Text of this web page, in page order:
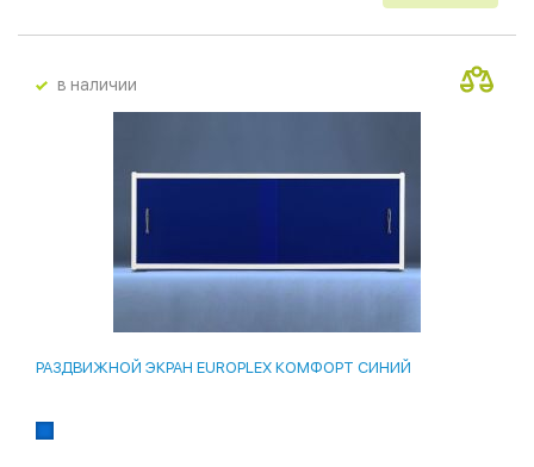
в наличии
РАЗДВИЖНОЙ ЭКРАН EUROPLEX КОМФОРТ СИНИЙ